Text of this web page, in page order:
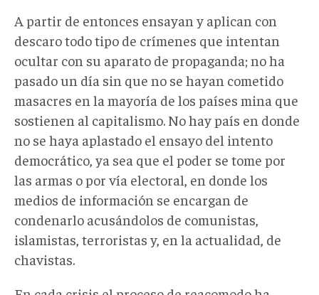
A partir de entonces ensayan y aplican con
descaro todo tipo de crímenes que intentan
ocultar con su aparato de propaganda; no ha
pasado un día sin que no se hayan cometido
masacres en la mayoría de los países mina que
sostienen al capitalismo. No hay país en donde
no se haya aplastado el ensayo del intento
democrático, ya sea que el poder se tome por
las armas o por vía electoral, en donde los
medios de información se encargan de
condenarlo acusándolos de comunistas,
islamistas, terroristas y, en la actualidad, de
chavistas.